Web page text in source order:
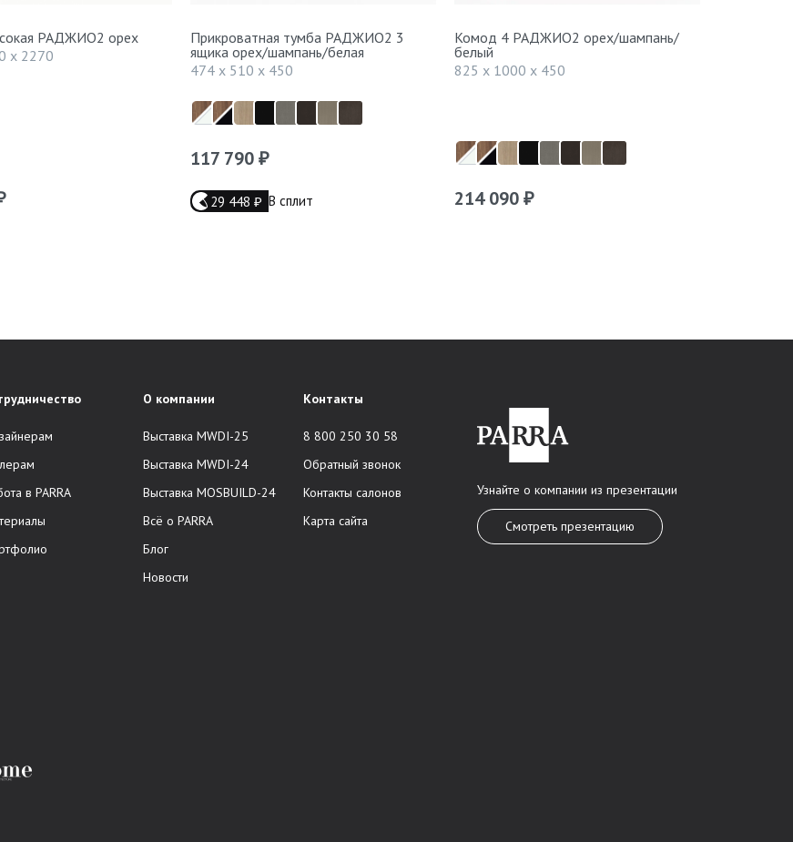
РАДЖИО2 орех
x 2270
Прикроватная тумба РАДЖИО2 3
ящика орех/шампань/белая
474 x 510 x 450
117 790 ₽
29 448 ₽ В сплит
Комод 4 РАДЖИО2 орех/шампань/
белый
825 x 1000 x 450
214 090 ₽
в PARRA
О компании
Выставка MWDI-25
Выставка MWDI-24
Выставка MOSBUILD-24
Всё о PARRA
Блог
Новости
Контакты
8 800 250 30 58
Обратный звонок
Контакты салонов
Карта сайта
Узнайте о компании из презентации
Смотреть презентацию